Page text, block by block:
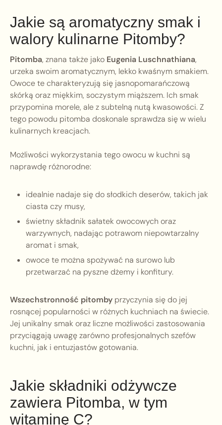
Jakie są aromatyczny smak i
walory kulinarne Pitomby?
Pitomba, znana także jako Eugenia Luschnathiana,
urzeka swoim aromatycznym, lekko kwaśnym smakiem.
Owoce te charakteryzują się jasnopomarańczową
skórką oraz miękkim, soczystym miąższem. Ich smak
przypomina morele, ale z subtelną nutą kwasowości. Z
tego powodu pitomba doskonale sprawdza się w wielu
kulinarnych kreacjach.
Możliwości wykorzystania tego owocu w kuchni są
naprawdę różnorodne:
idealnie nadaje się do słodkich deserów, takich jak
ciasta czy musy,
świetny składnik sałatek owocowych oraz
warzywnych, nadając potrawom niepowtarzalny
aromat i smak,
owoce te można spożywać na surowo lub
przetwarzać na pyszne dżemy i konfitury.
Wszechstronność pitomby przyczynia się do jej
rosnącej popularności w różnych kuchniach na świecie.
Jej unikalny smak oraz liczne możliwości zastosowania
przyciągają uwagę zarówno profesjonalnych szefów
kuchni, jak i entuzjastów gotowania.
Jakie składniki odżywcze
zawiera Pitomba, w tym
witaminę C?